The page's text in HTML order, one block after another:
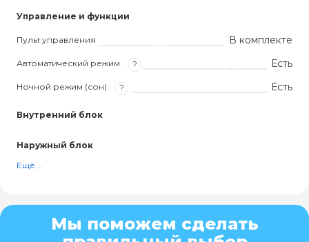
Управление и функции
Пульт управления В комплекте
Автоматический режим ? Есть
Ночной режим (сон) ? Есть
Внутренний блок
Наружный блок
Ещё...
Мы поможем сделать